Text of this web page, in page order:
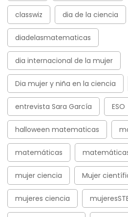
classwiz dia de la ciencia
diadelasmatematicas
dia internacional de la mujer
Dia mujer y niña en la ciencia
entrevista Sara García ESO
halloween matematicas
matemáticas
mujer ciencia Mujer
mujeres ciencia